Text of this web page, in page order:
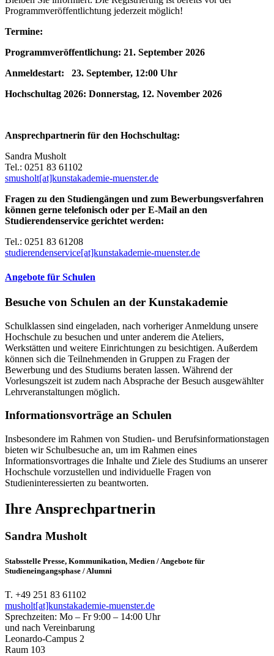
Programmveröffentlichtung jederzeit möglich!
Termine:
Programmveröffentlichung: 21. September 2026
Anmeldestart: 23. September, 12:00 Uhr
Hochschultag 2026: Donnerstag, 12. November 2026
Ansprechpartnerin für den Hochschultag:
Sandra Musholt
Tel.: 0251 83 61102
smusholt[at]kunstakademie-muenster.de
Fragen zu den Studiengängen und zum Bewerbungsverfahren
können gerne telefonisch oder per E-Mail an den
Studierendenservice gerichtet werden:
Tel.: 0251 83 61208
studierendenservice[at]kunstakademie-muenster.de
Angebote für Schulen
Besuche von Schulen an der Kunstakademie
Schulklassen sind eingeladen, nach vorheriger Anmeldung unsere
Hochschule zu besuchen und unter anderem die Ateliers,
Werkstätten und weitere Einrichtungen zu besichtigen. Außerdem
können sich die Teilnehmenden in Gruppen zu Fragen der
Bewerbung und des Studiums beraten lassen. Während der
Vorlesungszeit ist zudem nach Absprache der Besuch ausgewählter
Lehrveranstaltungen möglich.
Informationsvorträge an Schulen
Insbesondere im Rahmen von Studien- und Berufsinformationstagen
bieten wir Schulbesuche an, um im Rahmen eines
Informationsvortrages die Inhalte und Ziele des Studiums an unserer
Hochschule vorzustellen und individuelle Fragen von
Studieninteressierten zu beantworten.
Ihre Ansprechpartnerin
Sandra Musholt
Stabsstelle Presse, Kommunikation, Medien / Angebote für
Studieneingangsphase / Alumni
T. +49 251 83 61102
musholt[at]kunstakademie-muenster.de
Sprechzeiten: Mo – Fr 9:00 – 14:00 Uhr
und nach Vereinbarung
Leonardo-Campus 2
Raum 103